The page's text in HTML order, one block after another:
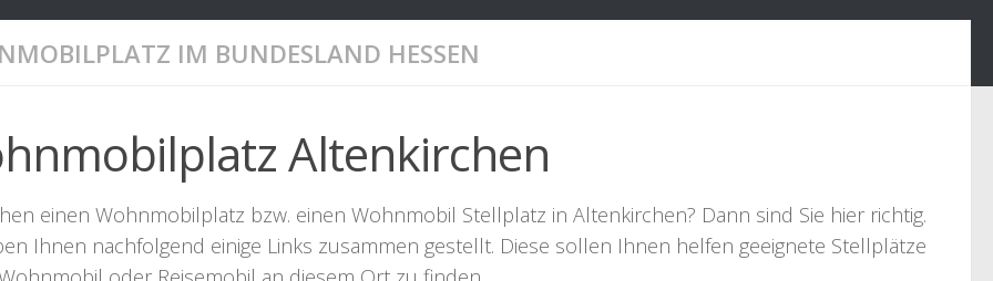
IM BUNDESLAND HESSEN
Altenkirchen
einen Wohnmobilplatz bzw. einen Wohnmobil Stellplatz in Altenkirchen? Dann sind Sie hier richtig.
Ihnen nachfolgend einige Links zusammen gestellt. Diese sollen Ihnen helfen geeignete Stellplätze